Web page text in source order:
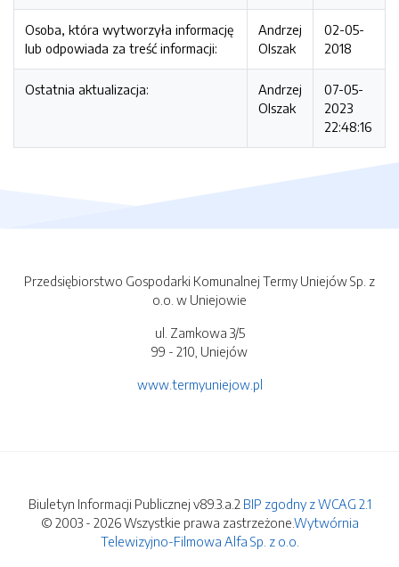
Osoba, która wytworzyła informację
lub odpowiada za treść informacji:
Andrzej
Olszak
02-05-
2018
Ostatnia aktualizacja:
Andrzej
Olszak
07-05-
2023
22:48:16
Przedsiębiorstwo Gospodarki Komunalnej Termy Uniejów Sp. z
o.o. w Uniejowie
ul. Zamkowa 3/5
99 - 210, Uniejów
www.termyuniejow.pl
Biuletyn Informacji Publicznej v89.3.a.2 BIP zgodny z WCAG 2.1
© 2003 - 2026 Wszystkie prawa zastrzeżone.Wytwórnia
Telewizyjno-Filmowa Alfa Sp. z o.o.